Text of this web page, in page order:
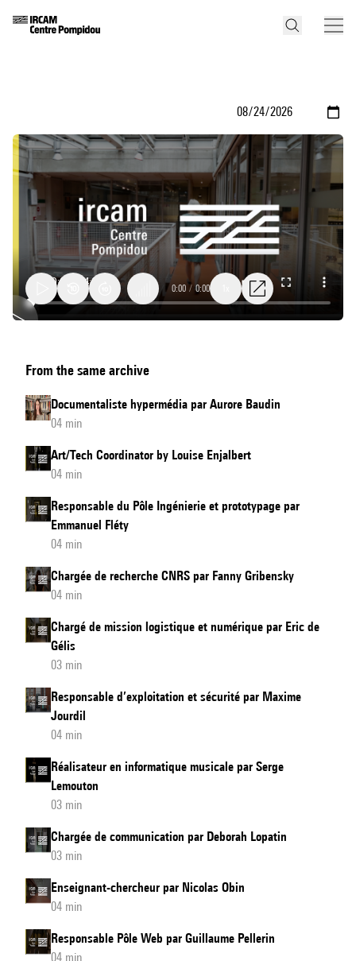
and
Innovation
Coordinator
Sylvie
Benoit
0:00 / 0:00
From the same archive
Documentaliste hypermédia par Aurore Baudin
04 min
Art/Tech Coordinator by Louise Enjalbert
04 min
Responsable du Pôle Ingénierie et prototypage par
Emmanuel Fléty
04 min
Chargée de recherche CNRS par Fanny Gribensky
04 min
Chargé de mission logistique et numérique par Eric de
Gélis
03 min
Responsable d’exploitation et sécurité par Maxime
Jourdil
04 min
Réalisateur en informatique musicale par Serge
Lemouton
03 min
Chargée de communication par Deborah Lopatin
03 min
Enseignant-chercheur par Nicolas Obin
04 min
Responsable Pôle Web par Guillaume Pellerin
04 min